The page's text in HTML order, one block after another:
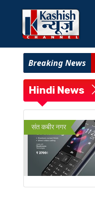
Hindi News
संत कबीर नगर